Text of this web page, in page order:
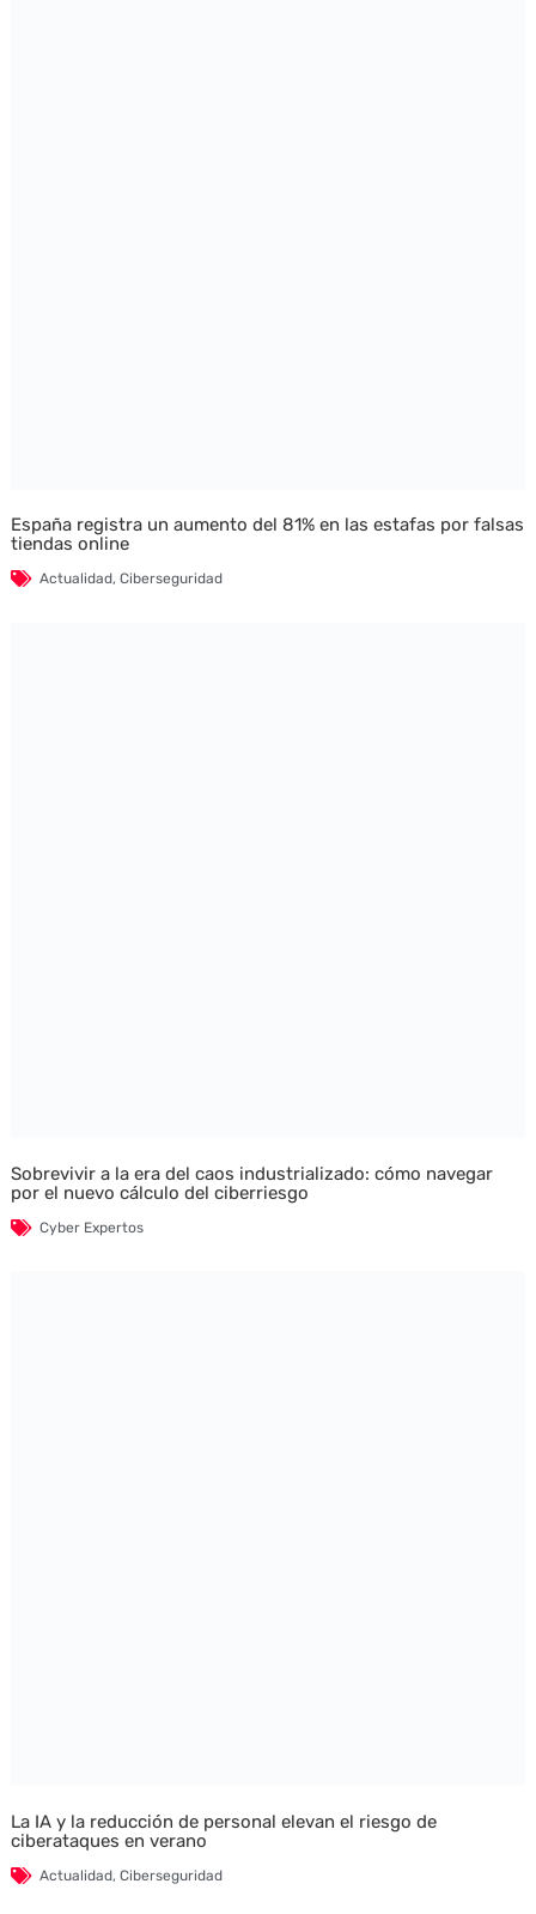
España registra un aumento del 81% en las estafas por falsas
tiendas online
Actualidad, Ciberseguridad
Sobrevivir a la era del caos industrializado: cómo navegar
por el nuevo cálculo del ciberriesgo
Cyber Expertos
La IA y la reducción de personal elevan el riesgo de
ciberataques en verano
Actualidad, Ciberseguridad